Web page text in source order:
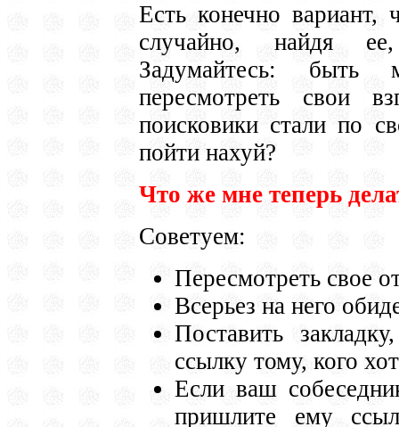
Есть конечно
случайно, найдя
Задумайтесь: быть
пересмотреть свои
поисковики стали по
пойти нахуй?
Что же мне теперь
Советуем:
Пересмотреть свое
Всерьез на него
Поставить
ссылку тому, кого
Если ваш
пришлите ему